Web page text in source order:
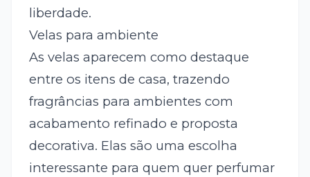
liberdade.
Velas para ambiente
As velas aparecem como destaque
entre os itens de casa, trazendo
fragrâncias para ambientes com
acabamento refinado e proposta
decorativa. Elas são uma escolha
interessante para quem quer perfumar